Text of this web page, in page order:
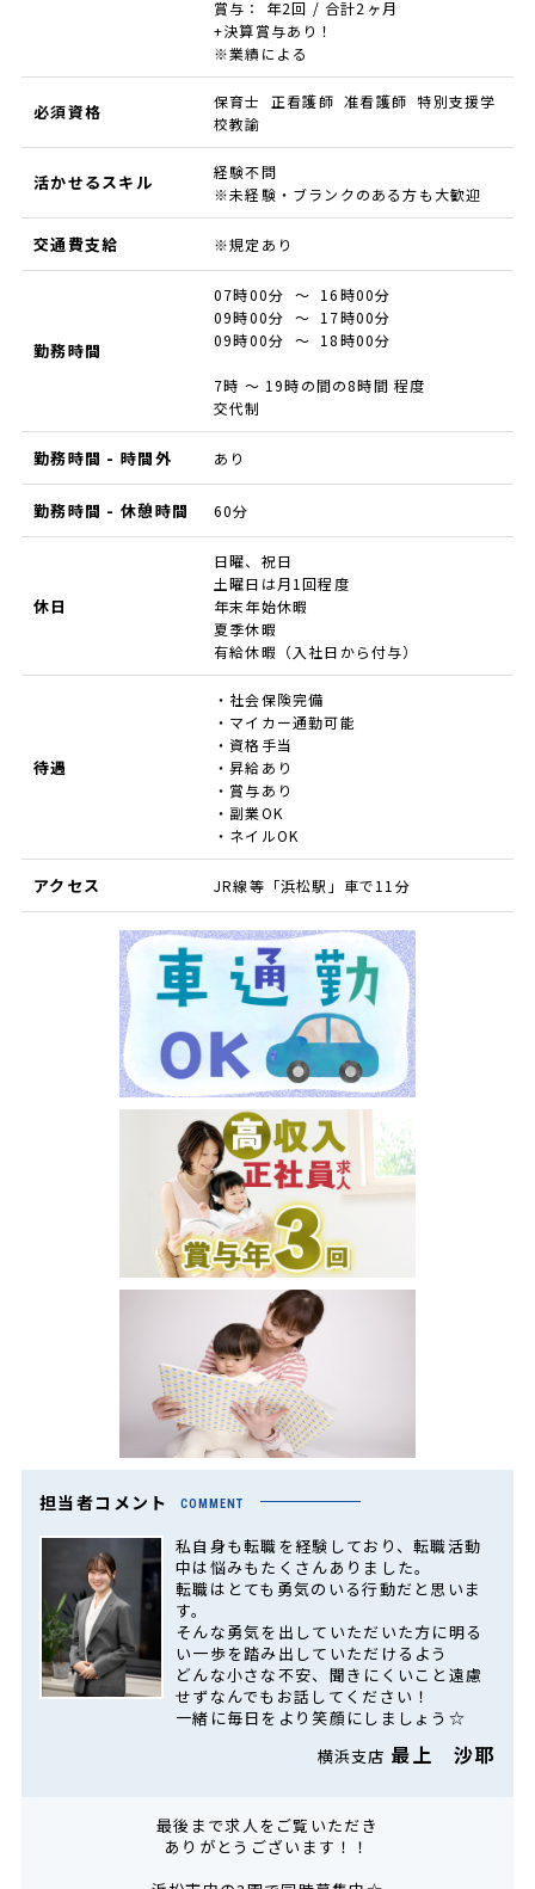
賞与： 年2回 / 合計2ヶ月
+決算賞与あり！
※業績による
必須資格
保育士 正看護師 准看護師 特別支援学
校教諭
活かせるスキル
経験不問
※未経験・ブランクのある方も大歓迎
交通費支給 ※規定あり
勤務時間
07時00分 ～ 16時00分
09時00分 ～ 17時00分
09時00分 ～ 18時00分
7時 ～ 19時の間の8時間 程度
交代制
勤務時間 - 時間外 あり
勤務時間 - 休憩時間 60分
休日
日曜、祝日
土曜日は月1回程度
年末年始休暇
夏季休暇
有給休暇（入社日から付与）
待遇
・社会保険完備
・マイカー通勤可能
・資格手当
・昇給あり
・賞与あり
・副業OK
・ネイルOK
アクセス JR線等「浜松駅」車で11分
担当者コメント COMMENT
私自身も転職を経験しており、転職活動
中は悩みもたくさんありました。
転職はとても勇気のいる行動だと思いま
す。
そんな勇気を出していただいた方に明る
い一歩を踏み出していただけるよう
どんな小さな不安、聞きにくいこと遠慮
せずなんでもお話してください！
一緒に毎日をより笑顔にしましょう☆
横浜支店 最上 沙耶
最後まで求人をご覧いただき
ありがとうございます！！